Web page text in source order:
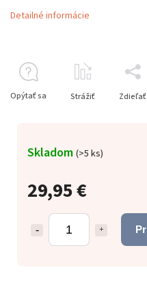
29,95 €
Skladom (>5 ks)
Detailné informácie
Opýtať sa Strážiť Zdieľať